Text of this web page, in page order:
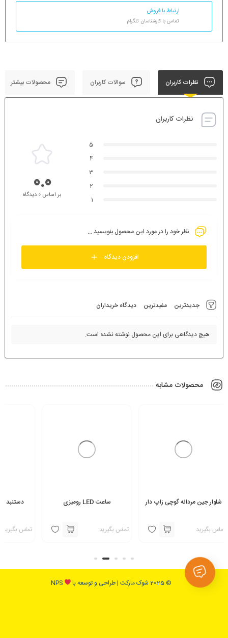
ارتباط با فروش
تماس با کارشناسان تلگرام
نظرات کاربران سوالات کاربران محصولات بیشتر
نظرات کاربران
جدیدترین مفیدترین دیدگاه خریداران
هیچ دیدگاهی برای این محصول نوشته نشده است.
5
4
3
2
1
0.0بر اساس 0 دیدگاه
نظر خود را در مورد این محصول بنویسید ...
افزودن دیدگاه
محصولات مشابه
زاپ دار ساعت LED رومیزی
تماس بگیرید
دستنبد ضدآب و ضد انفجار
تماس بگیرید
© 2025 شوک مارکت | طراحی و توسعه با NPS